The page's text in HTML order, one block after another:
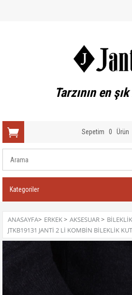
Tarzının en
Sepetim 0 Ürün
Kategoriler
ANASAYFA> ERKEK> AKSESUAR> BILEKLIK
JTKB19131 JANTİ 2 Lİ KOMBİN BİLEKLİK